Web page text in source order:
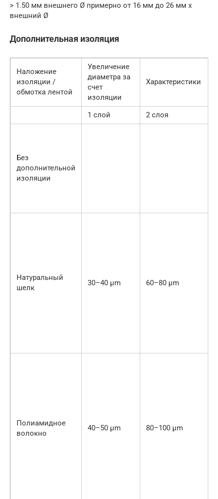
> 1.50 мм внешнего Ø примерно от 16 мм до 26 мм x
внешний Ø
Дополнительная изоляция
Наложение
изоляции /
обмотка лентой
Увеличение
диаметра за
счет
изоляции
Характеристики
1 слой 2 слоя
Без
дополнительной
изоляции
Натуральный
шелк
30–40 μm 60–80 μm
Полиамидное
волокно
40–50 μm 80–100 μm